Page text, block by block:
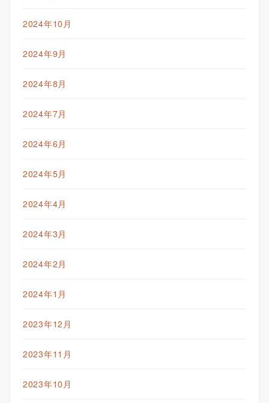
2024年10月
2024年9月
2024年8月
2024年7月
2024年6月
2024年5月
2024年4月
2024年3月
2024年2月
2024年1月
2023年12月
2023年11月
2023年10月